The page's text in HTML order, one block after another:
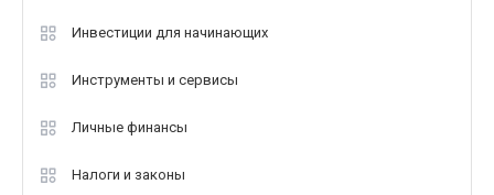
Инвестиции для начинающих
Инструменты и сервисы
Личные финансы
Налоги и законы